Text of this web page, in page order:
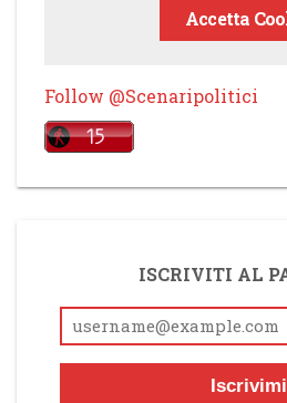
Accetta
Follow @Scenaripolitici
ISCRIVITI AL
Iscrivimi